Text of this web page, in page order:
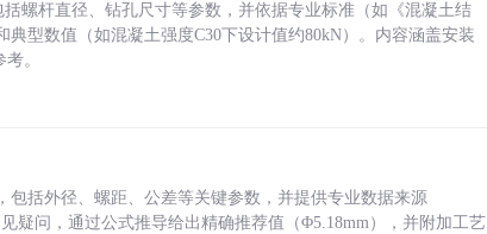
螺杆直径、钻孔尺寸等参数，并依据专业标准（如《混凝土结
型数值（如混凝土强度C30下设计值约80kN）。内容涵盖安装
。
包括外径、螺距、公差等关键参数，并提供专业数据来源
疑问，通过公式推导给出精确推荐值（Φ5.18mm），并附加工艺